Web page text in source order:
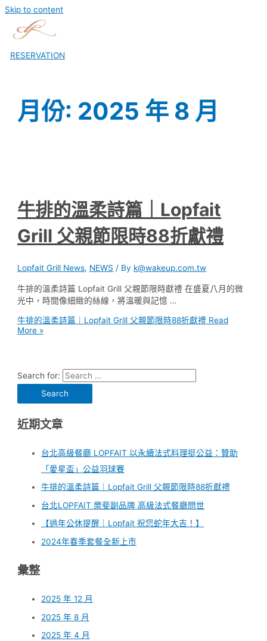
Skip to content
RESERVATION
月份: 2025 年 8 月
牛排的溫柔詩篇｜Lopfait
Grill 父親節限時88折獻禮
Lopfait Grill News, NEWS / By k@wakeup.com.tw
牛排的溫柔詩篇 Lopfait Grill 父親節限時獻禮 在盛夏八月的微
光中，時間像細緻的絲線，將溫暖與記憶 …
牛排的溫柔詩篇｜Lopfait Grill 父親節限時88折獻禮 Read
More »
Search for:
近期文章
台北高級餐廳 LOPFAIT 以永續法式料理挺公益：贊助
「愛星盃」公益羽球賽
牛排的溫柔詩篇｜Lopfait Grill 父親節限時88折獻禮
台北LOPFAIT 樂斐副品牌 高級法式餐廳問世
【過年公休提醒｜Lopfait 祝您蛇年大吉！】
2024年春季套餐全新上市
彙整
2025 年 12 月
2025 年 8 月
2025 年 4 月